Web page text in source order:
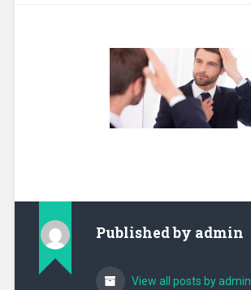
Published by admin
View all posts by admin